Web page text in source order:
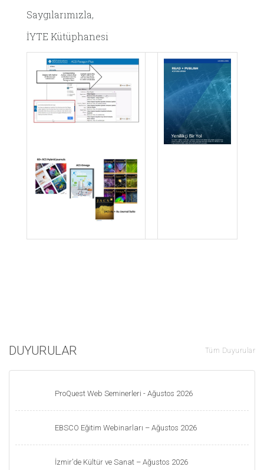
Saygılarımızla,
İYTE Kütüphanesi
DUYURULAR Tüm Duyurular
ProQuest Web Seminerleri - Ağustos 2026
EBSCO Eğitim Webinarları – Ağustos 2026
İzmir’de Kültür ve Sanat – Ağustos 2026